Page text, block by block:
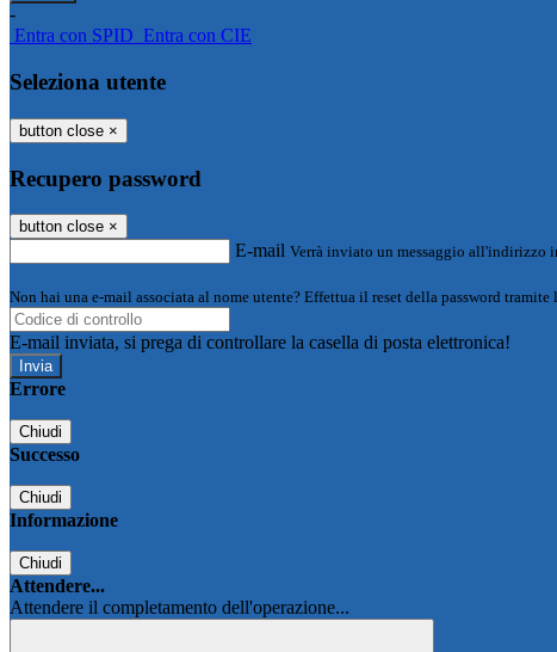
-
Entra con SPID Entra con CIE
Seleziona utente
button close ×
Recupero password
button close ×
E-mail Verrà inviato un messaggio all'indirizzo
Non hai una e-mail associata al nome utente? Effettua il reset della password tramite
E-mail inviata, si prega di controllare la casella di posta elettronica!
Errore
Chiudi
Successo
Chiudi
Informazione
Chiudi
Attendere...
Attendere il completamento dell'operazione...